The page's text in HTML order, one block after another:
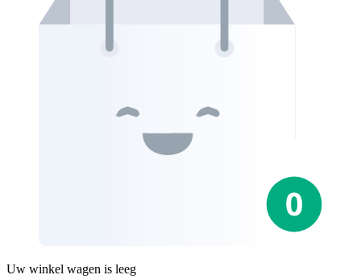
Uw winkel wagen is leeg